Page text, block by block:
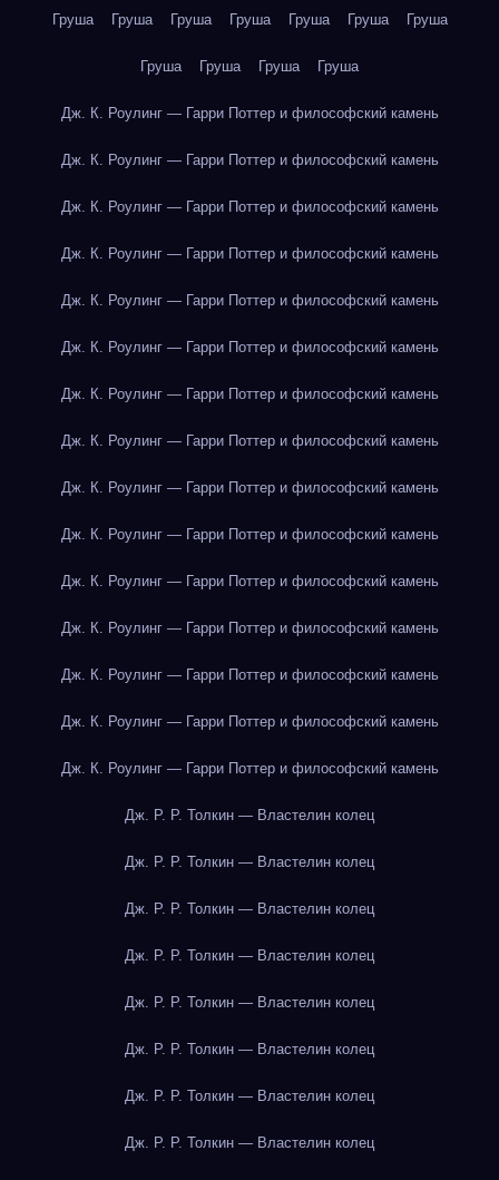
Груша Груша Груша Груша Груша Груша Груша
Груша Груша Груша Груша
Дж. К. Роулинг — Гарри Поттер и философский камень
Дж. К. Роулинг — Гарри Поттер и философский камень
Дж. К. Роулинг — Гарри Поттер и философский камень
Дж. К. Роулинг — Гарри Поттер и философский камень
Дж. К. Роулинг — Гарри Поттер и философский камень
Дж. К. Роулинг — Гарри Поттер и философский камень
Дж. К. Роулинг — Гарри Поттер и философский камень
Дж. К. Роулинг — Гарри Поттер и философский камень
Дж. К. Роулинг — Гарри Поттер и философский камень
Дж. К. Роулинг — Гарри Поттер и философский камень
Дж. К. Роулинг — Гарри Поттер и философский камень
Дж. К. Роулинг — Гарри Поттер и философский камень
Дж. К. Роулинг — Гарри Поттер и философский камень
Дж. К. Роулинг — Гарри Поттер и философский камень
Дж. К. Роулинг — Гарри Поттер и философский камень
Дж. Р. Р. Толкин — Властелин колец
Дж. Р. Р. Толкин — Властелин колец
Дж. Р. Р. Толкин — Властелин колец
Дж. Р. Р. Толкин — Властелин колец
Дж. Р. Р. Толкин — Властелин колец
Дж. Р. Р. Толкин — Властелин колец
Дж. Р. Р. Толкин — Властелин колец
Дж. Р. Р. Толкин — Властелин колец